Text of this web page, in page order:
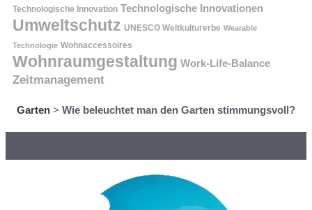
Technologische Innovation Technologische Innovationen
Umweltschutz UNESCO Weltkulturerbe Wearable
Technologie Wohnaccessoires
Wohnraumgestaltung Work-Life-Balance
Zeitmanagement
Garten > Wie beleuchtet man den Garten stimmungsvoll?